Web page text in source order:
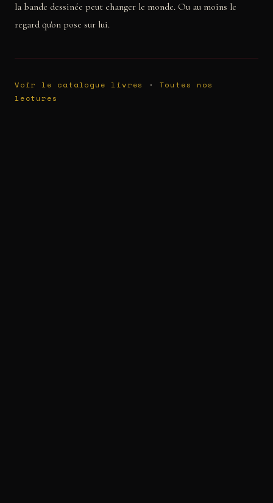
la bande dessinée peut changer le monde. Ou au moins le
regard qu'on pose sur lui.
Voir le catalogue livres · Toutes nos
lectures